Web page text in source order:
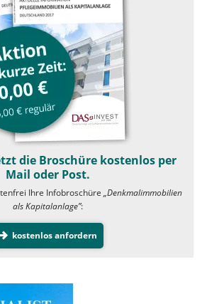
die Broschüre kostenlos per
Mail oder Post.
Ihre Infobroschüre „Denkmalimmobilien
als Kapitalanlage”:
kostenlos anfordern